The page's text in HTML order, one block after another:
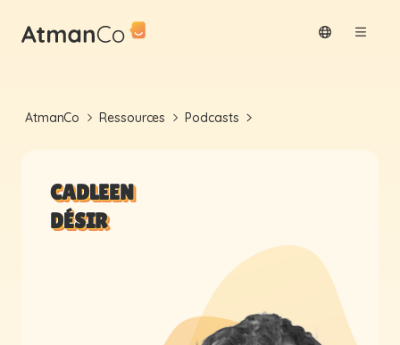
AtmanCo Ressources Podcasts
CADLEEN
DÉSIR